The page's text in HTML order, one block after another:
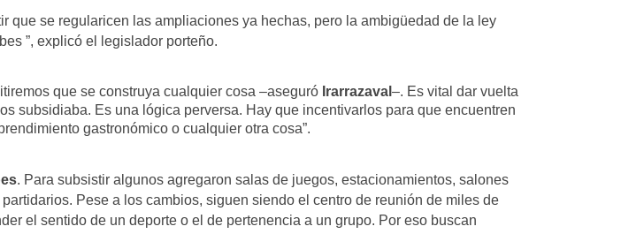
que se regularicen las ampliaciones ya hechas, pero la ambigüedad de la ley
”, explicó el legislador porteño.
que se construya cualquier cosa –aseguró Irarrazaval–. Es vital dar vuelta
subsidiaba. Es una lógica perversa. Hay que incentivarlos para que encuentren
gastronómico o cualquier otra cosa”.
. Para subsistir algunos agregaron salas de juegos, estacionamientos, salones
Pese a los cambios, siguen siendo el centro de reunión de miles de
el sentido de un deporte o el de pertenencia a un grupo. Por eso buscan